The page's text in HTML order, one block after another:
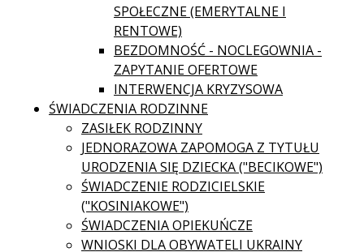
SPOŁECZNE (EMERYTALNE I
RENTOWE)
BEZDOMNOŚĆ - NOCLEGOWNIA -
ZAPYTANIE OFERTOWE
INTERWENCJA KRYZYSOWA
ŚWIADCZENIA RODZINNE
ZASIŁEK RODZINNY
JEDNORAZOWA ZAPOMOGA Z TYTUŁU
URODZENIA SIĘ DZIECKA ("BECIKOWE")
ŚWIADCZENIE RODZICIELSKIE
("KOSINIAKOWE")
ŚWIADCZENIA OPIEKUŃCZE
WNIOSKI DLA OBYWATELI UKRAINY